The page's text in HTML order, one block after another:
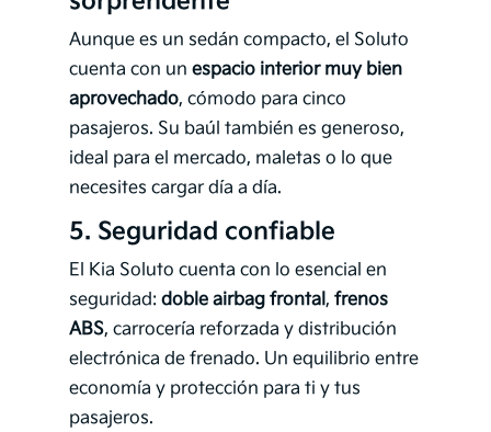
Aunque es un sedán compacto, el Soluto
cuenta con un espacio interior muy bien
aprovechado, cómodo para cinco
pasajeros. Su baúl también es generoso,
ideal para el mercado, maletas o lo que
necesites cargar día a día.
5. Seguridad confiable
El Kia Soluto cuenta con lo esencial en
seguridad: doble airbag frontal, frenos
ABS, carrocería reforzada y distribución
electrónica de frenado. Un equilibrio entre
economía y protección para ti y tus
pasajeros.